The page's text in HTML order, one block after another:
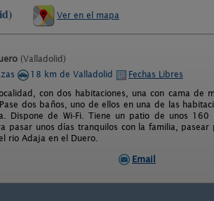
Ver en el mapa
(Valladolid)
18 km de Valladolid
Fechas Libres
con dos habitaciones, una con cama de
dos baños, uno de ellos en una de las
Dispone de Wi-Fi. Tiene un patio de unos
pasar unos días tranquilos con la familia,
rio Adaja en el Duero.
Email